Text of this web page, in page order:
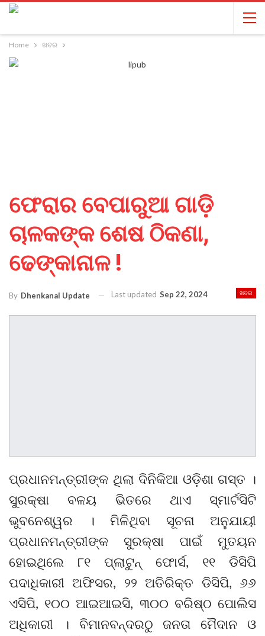
Home ଖବର
ଫେରାର ବେପାରୁଆ ଗାଡ଼ି
ଚାଳକଙ୍କ ଶେଷ ଠିକଣା,
ଢେଙ୍କାନାଳ !
ଖବର
By Dhenkanal Update Last updated Sep 22, 2024
ପ୍ରଧାନମନ୍ତ୍ରୀଙ୍କ ଥିଲା ଦିନିକିଆ ଓଡ଼ିଶା ଗସ୍ତ ।
ସୁରକ୍ଷା ବଳୟ ଭିତରେ ଥାଏ ସ୍ମାର୍ଟସିଟି
ଭୁବନେଶ୍ୱର । ମିଳିଥିବା ସୂଚନା ଅନୁଯାୟୀ
ପ୍ରଧାନମନ୍ତ୍ରୀଙ୍କ ସୁରକ୍ଷା ପାଇଁ ମୁତୟନ
ହୋଇଥିଲେ ୮୧ ପ୍ଲାଟୁନ୍ ଫୋର୍ସ, ୧୧ ଡିସିପି
ପଦାଧିକାରୀ ଅଫିସର, ୨୨ ଅତିରିକ୍ତ ଡିସିପି, ୬୬
ଏସିପି, ୧୦୦ ଆଇଆଇସି, ୩୦୦ ବରିଷ୍ଠ ପୋଲିସ
ଅଧିକାରୀ । ବିମାନବନ୍ଦରଠୁ ଜନତା ମୈଦାନ ଓ